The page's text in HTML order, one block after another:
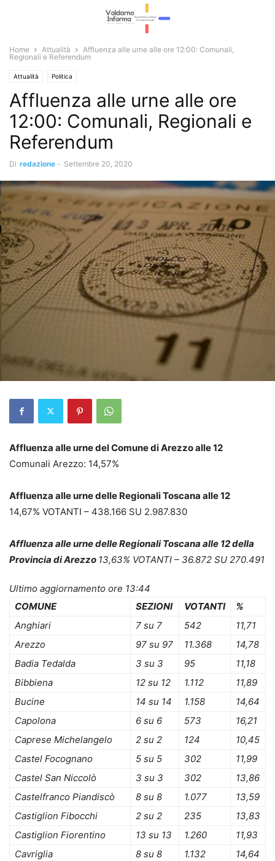
Home Attualità
Affluenza alle urne alle ore 12:00: Comunali,
Regionali e Referendum
Attualità Politica
Affluenza alle urne alle ore
12:00: Comunali, Regionali e
Referendum
Di redazione - Settembre 20, 2020
Affluenza alle urne del Comune di Arezzo alle 12
Comunali Arezzo: 14,57%
Affluenza alle urne delle Regionali Toscana alle 12
14,67% VOTANTI – 438.166 SU 2.987.830
Affluenza alle urne delle Regionali Toscana alle 12 della
Provincia di Arezzo 13,63% VOTANTI – 36.872 SU 270.491
Ultimo aggiornamento ore 13:44
COMUNE
SEZIONI VOTANTI
%
Anghiari
7 su 7 542
11,71
Arezzo
97 su 97 11.368
14,78
Badia Tedalda
3 su 3 95
11,18
Bibbiena
12 su 12 1.112
11,89
Bucine
14 su 14 1.158
14,64
Capolona
6 su 6 573
16,21
Caprese Michelangelo
2 su 2 124
10,45
Castel Focognano
5 su 5 302
11,99
Castel San Niccolò
3 su 3 302
13,86
Castelfranco Piandiscò
8 su 8 1.077
13,59
Castiglion Fibocchi
2 su 2 235
13,83
Castiglion Fiorentino
13 su 13 1.260
11,93
Cavriglia
8 su 8 1.132
14,64